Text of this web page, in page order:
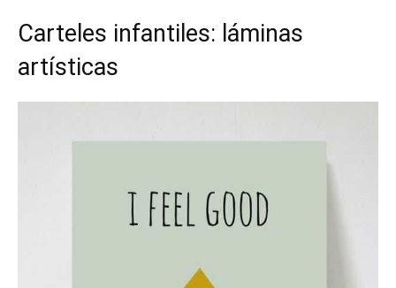
Carteles infantiles: láminas
artísticas